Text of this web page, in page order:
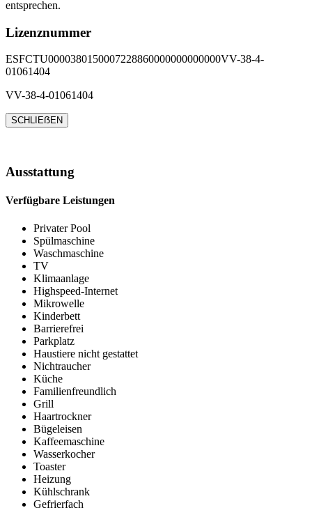
entsprechen.
Lizenznummer
ESFCTU0000380150007228860000000000000VV-38-4-
01061404
VV-38-4-01061404
SCHLIEẞEN
Ausstattung
Verfügbare Leistungen
Privater Pool
Spülmaschine
Waschmaschine
TV
Klimaanlage
Highspeed-Internet
Mikrowelle
Kinderbett
Barrierefrei
Parkplatz
Haustiere nicht gestattet
Nichtraucher
Küche
Familienfreundlich
Grill
Haartrockner
Bügeleisen
Kaffeemaschine
Wasserkocher
Toaster
Heizung
Kühlschrank
Gefrierfach